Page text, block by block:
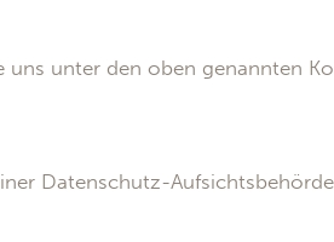
uns unter den oben genannten
Datenschutz-